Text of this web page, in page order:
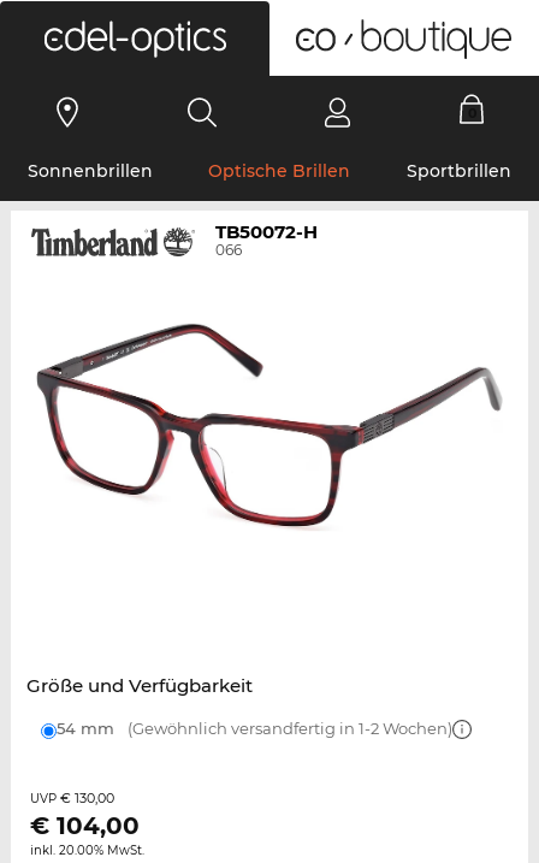
Sonnenbrillen Optische Brillen Sportbrillen
TB50072-H
066
Größe und Verfügbarkeit
54 mm (Gewöhnlich versandfertig in 1-2 Wochen)
UVP € 130,00
€ 104,00
inkl. 20.00% MwSt.